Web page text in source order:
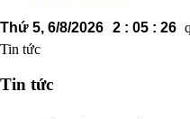
Thứ 5, 6/8/2026 2 : 05 : 26
Học viện Lục
Tin tức
Tin tức